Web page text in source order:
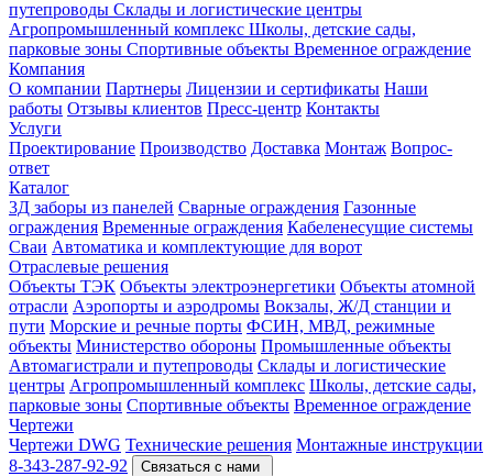
путепроводы Склады и логистические центры
Агропромышленный комплекс Школы, детские сады,
парковые зоны Спортивные объекты Временное ограждение
Компания
О компании Партнеры Лицензии и сертификаты Наши
работы Отзывы клиентов Пресс-центр Контакты
Услуги
Проектирование Производство Доставка Монтаж Вопрос-
ответ
Каталог
3Д заборы из панелей Сварные ограждения Газонные
ограждения Временные ограждения Кабеленесущие системы
Cваи Автоматика и комплектующие для ворот
Отраслевые решения
Объекты ТЭК Объекты электроэнергетики Объекты атомной
отрасли Аэропорты и аэродромы Вокзалы, Ж/Д станции и
пути Морские и речные порты ФСИН, МВД, режимные
объекты Министерство обороны Промышленные объекты
Автомагистрали и путепроводы Склады и логистические
центры Агропромышленный комплекс Школы, детские сады,
парковые зоны Спортивные объекты Временное ограждение
Чертежи
Чертежи DWG Технические решения Монтажные инструкции
8-343-287-92-92
Связаться с нами